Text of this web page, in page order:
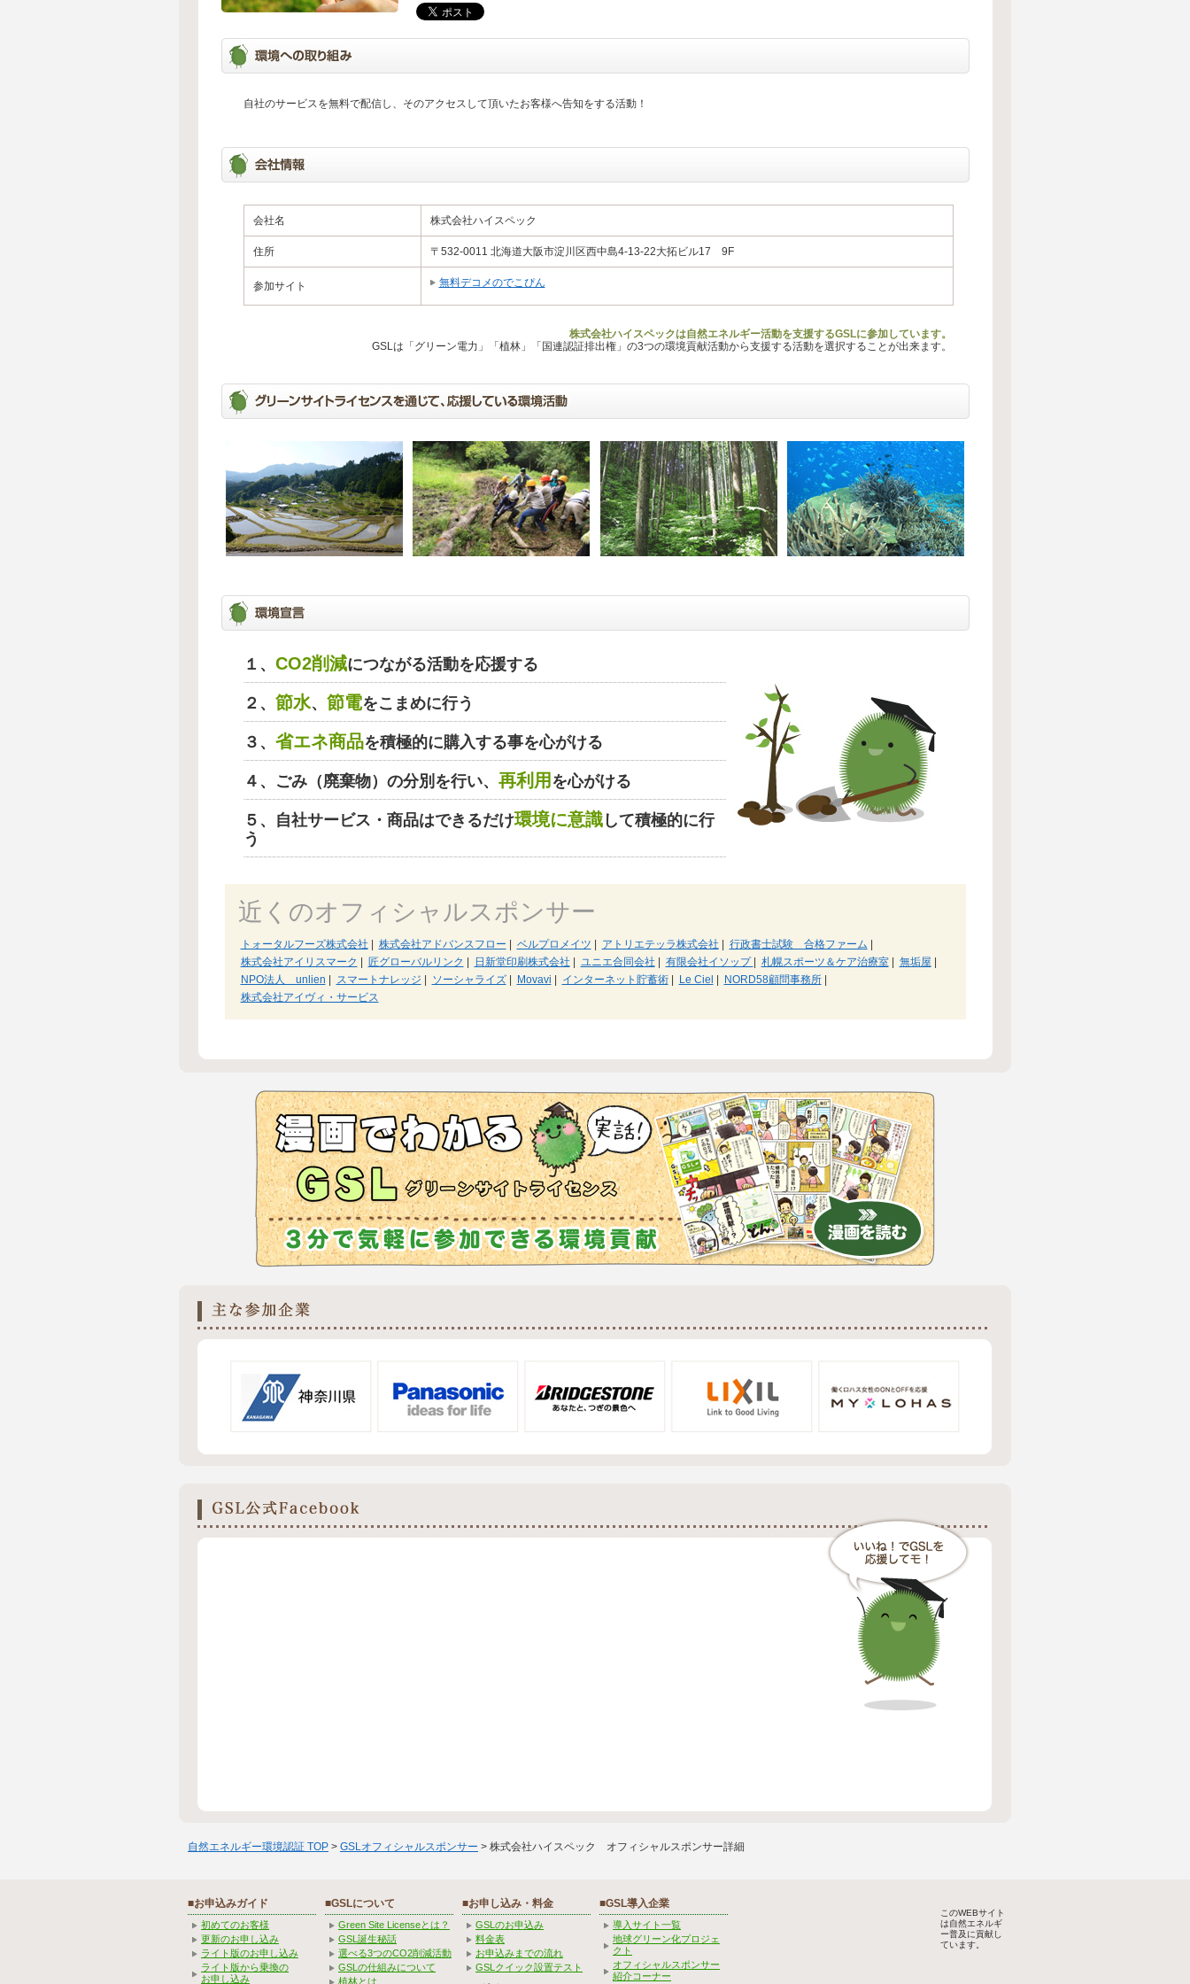
自社のサービスを無料で配信し、そのアクセスして頂いたお客様へ告知をする活動！
会社名 株式会社ハイスペック
住所 〒532-0011 北海道大阪市淀川区西中島4-13-22大拓ビル17 9F
参加サイト 無料デコメのでこぴん
株式会社ハイスペックは自然エネルギー活動を支援するGSLに参加しています。
GSLは「グリーン電力」「植林」「国連認証排出権」の3つの環境貢献活動から支援する活動を選択することが出来ます。
１、 CO2削減につながる活動を応援する
２、 節水、 節電をこまめに行う
３、 省エネ商品を積極的に購入する事を心がける
４、ごみ（廃棄物）の分別を行い、 再利用 を心がける
５、自社サービス・商品はできるだけ環境に意識して積極的に行
う
近くのオフィシャルスポンサー
トォータルフーズ株式会社 | 株式会社アドバンスフロー | ベルプロメイツ | アトリエテッラ株式会社 | 行政書士試験 合格ファーム |
株式会社アイリスマーク | 匠グローバルリンク | 日新堂印刷株式会社 | ユニエ合同会社 | 有限会社イソップ | 札幌スポーツ＆ケア治療室| 無垢屋 |
NPO法人 unlien | スマートナレッジ | ソーシャライズ| Movavi | インターネット貯蓄術| Le Ciel | NORD58顧問事務所|
株式会社アイヴィ・サービス
自然エネルギー環境認証 TOP > GSLオフィシャルスポンサー > 株式会社ハイスペック オフィシャルスポンサー詳細
■お申込みガイド
初めてのお客様
更新のお申し込み
ライト版のお申し込み
ライト版から乗換の
お申し込み
■GSLについて
Green Site Licenseとは？
GSL誕生秘話
選べる3つのCO2削減活動
GSLの仕組みについて
植林とは
■お申し込み・料金
GSLのお申込み
料金表
お申込みまでの流れ
GSLクイック設置テスト
■GSL導入企業
導入サイト一覧
地球グリーン化プロジェ
クト
オフィシャルスポンサー
紹介コーナー
このWEBサイト
は自然エネルギ
ー普及に貢献し
ています。